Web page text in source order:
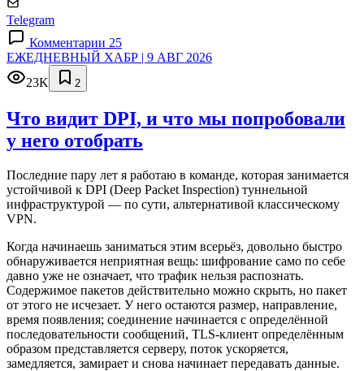
Telegram
Комментарии 25
ЕЖЕДНЕВНЫЙ ХАБР | 9 АВГ 2026
23K
2
Что видит DPI, и что мы попробовали
у него отобрать
Последние пару лет я работаю в команде, которая занимается
устойчивой к DPI (Deep Packet Inspection) туннельной
инфраструктурой — по сути, альтернативой классическому
VPN.
Когда начинаешь заниматься этим всерьёз, довольно быстро
обнаруживается неприятная вещь: шифрование само по себе
давно уже не означает, что трафик нельзя распознать.
Содержимое пакетов действительно можно скрыть, но пакет
от этого не исчезает. У него остаются размер, направление,
время появления; соединение начинается с определённой
последовательности сообщений, TLS-клиент определённым
образом представляется серверу, поток ускоряется,
замедляется, замирает и снова начинает передавать данные.